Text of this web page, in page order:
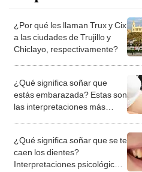
¿Por qué les llaman Trux y Cix
a las ciudades de Trujillo y
Chiclayo, respectivamente?
¿Qué significa soñar que
estás embarazada? Estas son
las interpretaciones más
¿Qué significa soñar que se te
caen los dientes?
Interpretaciones psicológicas